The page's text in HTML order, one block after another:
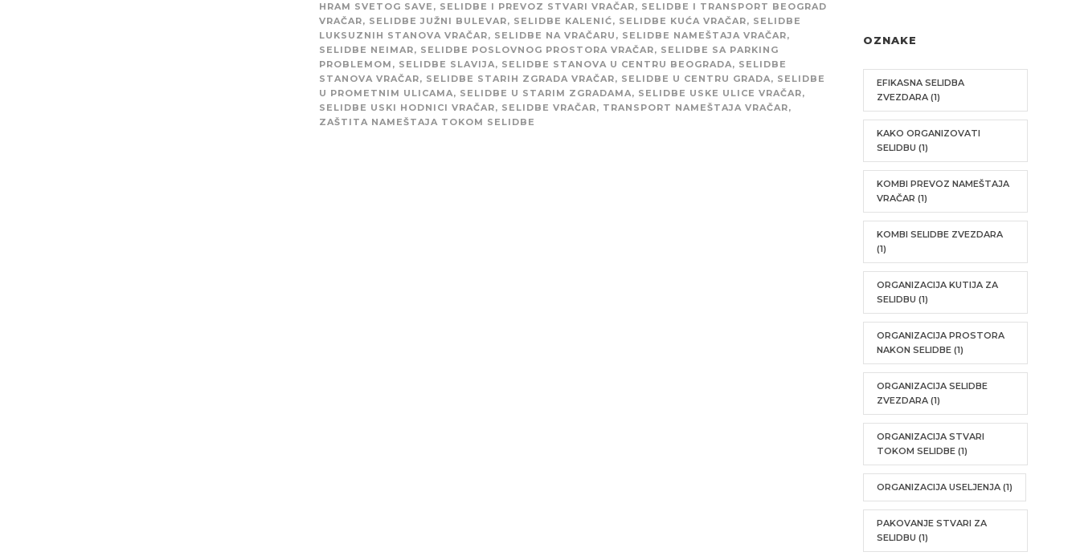
HRAM SVETOG SAVE , SELIDBE I PREVOZ STVARI VRAČAR, SELIDBE I TRANSPORT BEOGRAD
VRAČAR, SELIDBE JUŽNI BULEVAR, SELIDBE KALENIĆ, SELIDBE KUĆA VRAČAR, SELIDBE
LUKSUZNIH STANOVA VRAČAR, SELIDBE NA VRAČARU , SELIDBE NAMEŠTAJA VRAČAR,
SELIDBE NEIMAR, SELIDBE POSLOVNOG PROSTORA VRAČAR, SELIDBE SA PARKING
PROBLEMOM , SELIDBE SLAVIJA, SELIDBE STANOVA U CENTRU BEOGRADA, SELIDBE
STANOVA VRAČAR, SELIDBE STARIH ZGRADA VRAČAR, SELIDBE U CENTRU GRADA, SELIDBE
U PROMETNIM ULICAMA, SELIDBE U STARIM ZGRADAMA, SELIDBE USKE ULICE VRAČAR,
SELIDBE USKI HODNICI VRAČAR, SELIDBE VRAČAR, TRANSPORT NAMEŠTAJA VRAČAR,
ZAŠTITA NAMEŠTAJA TOKOM SELIDBE
OZNAKE
EFIKASNA SELIDBA
ZVEZDARA (1)
KAKO ORGANIZOVATI
SELIDBU (1)
KOMBI PREVOZ NAMEŠTAJA
VRAČAR (1)
KOMBI SELIDBE ZVEZDARA
(1)
ORGANIZACIJA KUTIJA ZA
SELIDBU (1)
ORGANIZACIJA PROSTORA
NAKON SELIDBE (1)
ORGANIZACIJA SELIDBE
ZVEZDARA (1)
ORGANIZACIJA STVARI
TOKOM SELIDBE (1)
ORGANIZACIJA USELJENJA (1)
PAKOVANJE STVARI ZA
SELIDBU (1)